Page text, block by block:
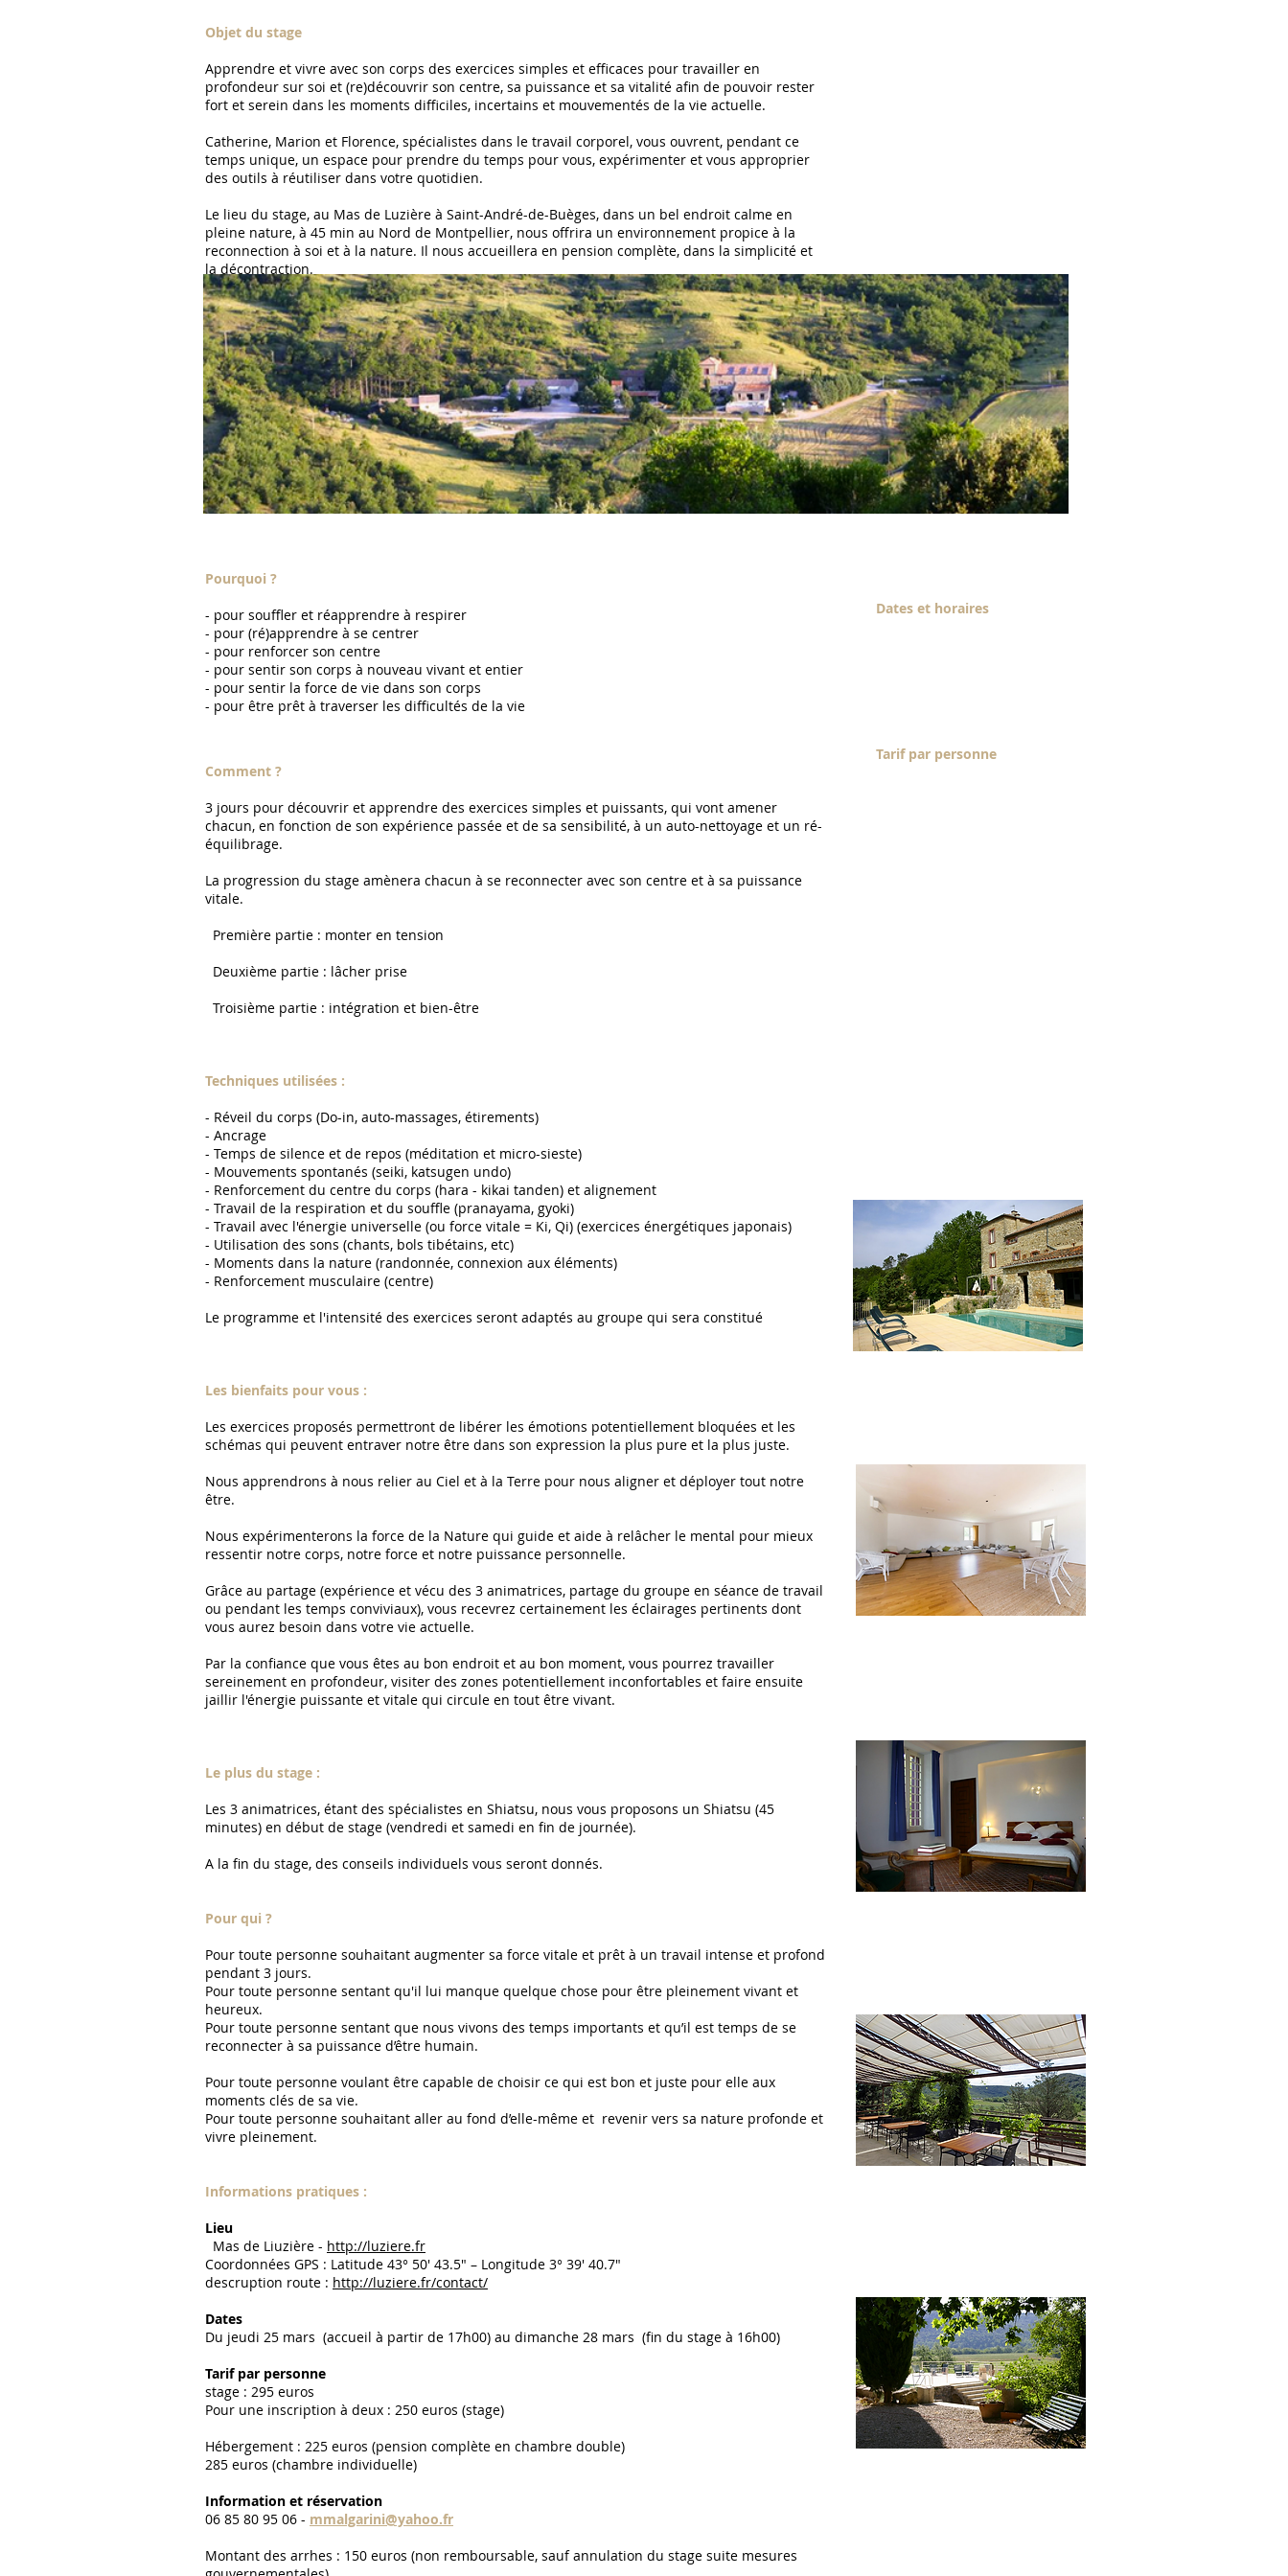
Objet du stage
Apprendre et vivre avec son corps des exercices simples et efficaces pour travailler en
profondeur sur soi et (re)découvrir son centre, sa puissance et sa vitalité afin de pouvoir rester
fort et serein dans les moments difficiles, incertains et mouvementés de la vie actuelle.
Catherine, Marion et Florence, spécialistes dans le travail corporel, vous ouvrent, pendant ce
temps unique, un espace pour prendre du temps pour vous, expérimenter et vous approprier
des outils à réutiliser dans votre quotidien.
Le lieu du stage, au Mas de Luzière à Saint-André-de-Buèges, dans un bel endroit calme en
pleine nature, à 45 min au Nord de Montpellier, nous offrira un environnement propice à la
reconnection à soi et à la nature. Il nous accueillera en pension complète, dans la simplicité et
la décontraction.
Pourquoi ?
- pour souffler et réapprendre à respirer
- pour (ré)apprendre à se centrer
- pour renforcer son centre
- pour sentir son corps à nouveau vivant et entier
- pour sentir la force de vie dans son corps
- pour être prêt à traverser les difficultés de la vie
Comment ?
3 jours pour découvrir et apprendre des exercices simples et puissants, qui vont amener
chacun, en fonction de son expérience passée et de sa sensibilité, à un auto-nettoyage et un ré-
équilibrage.
La progression du stage amènera chacun à se reconnecter avec son centre et à sa puissance
vitale.
Première partie : monter en tension
Deuxième partie : lâcher prise
Troisième partie : intégration et bien-être
Techniques utilisées :
- Réveil du corps (Do-in, auto-massages, étirements)
- Ancrage
- Temps de silence et de repos (méditation et micro-sieste)
- Mouvements spontanés (seiki, katsugen undo)
- Renforcement du centre du corps (hara - kikai tanden) et alignement
- Travail de la respiration et du souffle (pranayama, gyoki)
- Travail avec l'énergie universelle (ou force vitale = Ki, Qi) (exercices énergétiques japonais)
- Utilisation des sons (chants, bols tibétains, etc)
- Moments dans la nature (randonnée, connexion aux éléments)
- Renforcement musculaire (centre)
Le programme et l'intensité des exercices seront adaptés au groupe qui sera constitué
Les bienfaits pour vous :
Les exercices proposés permettront de libérer les émotions potentiellement bloquées et les
schémas qui peuvent entraver notre être dans son expression la plus pure et la plus juste.
Nous apprendrons à nous relier au Ciel et à la Terre pour nous aligner et déployer tout notre
être.
Nous expérimenterons la force de la Nature qui guide et aide à relâcher le mental pour mieux
ressentir notre corps, notre force et notre puissance personnelle.
Grâce au partage (expérience et vécu des 3 animatrices, partage du groupe en séance de travail
ou pendant les temps conviviaux), vous recevrez certainement les éclairages pertinents dont
vous aurez besoin dans votre vie actuelle.
Par la confiance que vous êtes au bon endroit et au bon moment, vous pourrez travailler
sereinement en profondeur, visiter des zones potentiellement inconfortables et faire ensuite
jaillir l'énergie puissante et vitale qui circule en tout être vivant.
Le plus du stage :
Les 3 animatrices, étant des spécialistes en Shiatsu, nous vous proposons un Shiatsu (45
minutes) en début de stage (vendredi et samedi en fin de journée).
A la fin du stage, des conseils individuels vous seront donnés.
Pour qui ?
Pour toute personne souhaitant augmenter sa force vitale et prêt à un travail intense et profond
pendant 3 jours.
Pour toute personne sentant qu'il lui manque quelque chose pour être pleinement vivant et
heureux.
Pour toute personne sentant que nous vivons des temps importants et qu’il est temps de se
reconnecter à sa puissance d’être humain.
Pour toute personne voulant être capable de choisir ce qui est bon et juste pour elle aux
moments clés de sa vie.
Pour toute personne souhaitant aller au fond d’elle-même et revenir vers sa nature profonde et
vivre pleinement.
Informations pratiques :
Lieu
Mas de Liuzière - http://luziere.fr
Coordonnées GPS : Latitude 43° 50′ 43.5″ – Longitude 3° 39′ 40.7″
descruption route : http://luziere.fr/contact/
Dates
Du jeudi 25 mars (accueil à partir de 17h00) au dimanche 28 mars (fin du stage à 16h00)
Tarif par personne
stage : 295 euros
Pour une inscription à deux : 250 euros (stage)
Hébergement : 225 euros (pension complète en chambre double)
285 euros (chambre individuelle)
Information et réservation
06 85 80 95 06 - mmalgarini@yahoo.fr
Montant des arrhes : 150 euros (non remboursable, sauf annulation du stage suite mesures
Dates et horaires
Tarif par personne